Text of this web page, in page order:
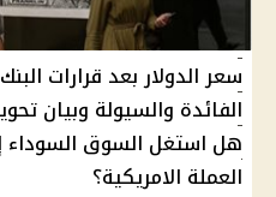
سعر الدولار بعد قرارات
الفائدة والسيولة وبيان
هل استغل السوق السوداء
العملة الامريكية؟